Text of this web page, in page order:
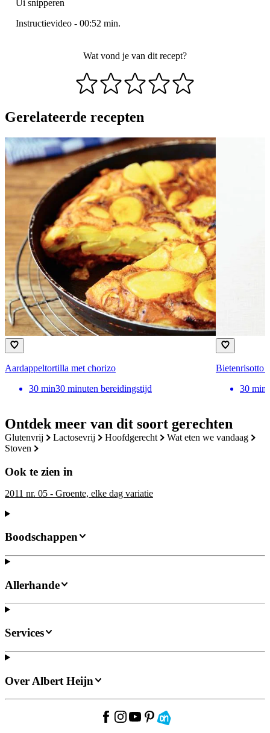
Ontdek meer van dit soort gerechten
glutenvrij lactosevrij hoofdgerecht
wat eten we vandaag
stoven
Ook te zien in
2011 nr. 05 - Groente, elke dag variatie
Ui snipperen
Instructievideo - 00:52 min.
Wat vond je van dit recept?
Gerelateerde recepten
Aardappeltortilla met chorizo
30 min30 minuten bereidingstijd
Bietenrisotto
30 min
Boodschappen
Allerhande
Services
Over Albert Heijn